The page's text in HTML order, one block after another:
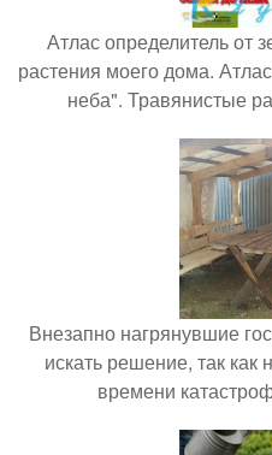
Атлас определитель от
растения моего дома.
неба". Травянистые
Внезапно нагрянувшие
искать решение, так
времени